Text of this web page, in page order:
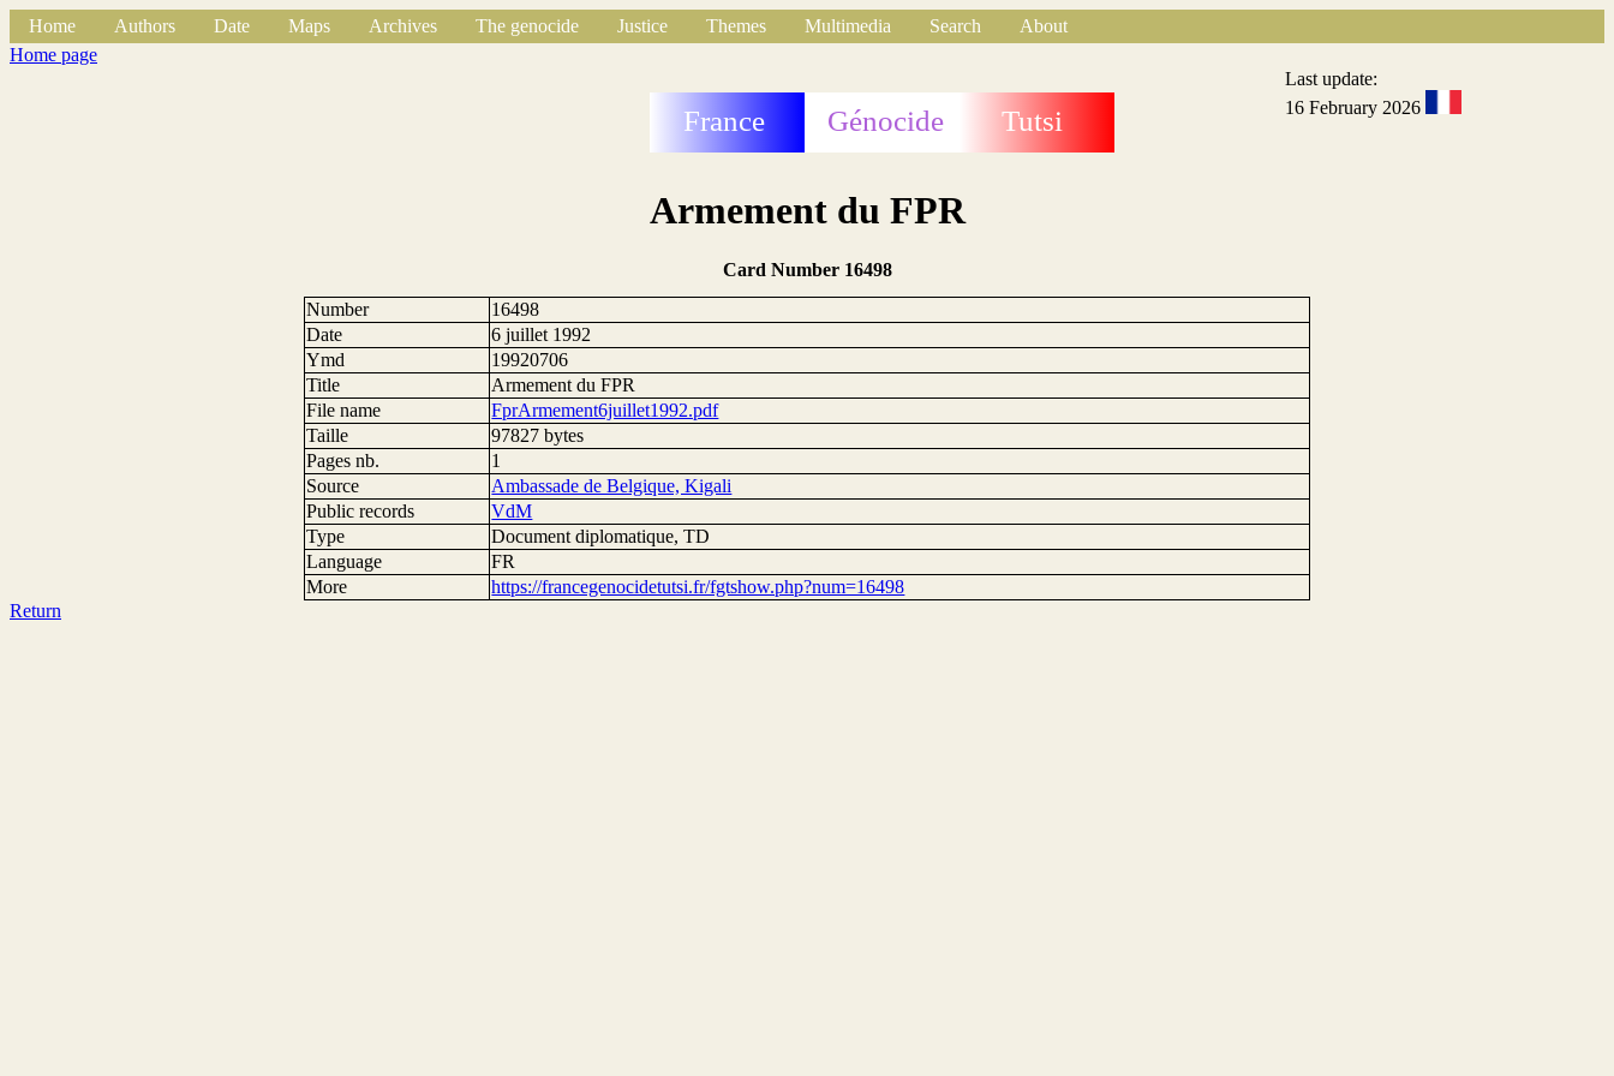
Home Authors Date Maps Archives The genocide Justice Themes Multimedia Search
About
Home page
France Génocide Tutsi
Last update:
16 February 2026
Armement du FPR
Card Number 16498
Number
16498
Date
6 juillet 1992
Ymd
19920706
Title
Armement du FPR
File name
FprArmement6juillet1992.pdf
Taille
97827 bytes
Pages nb.
1
Source
Ambassade de Belgique, Kigali
Public records
VdM
Type
Document diplomatique, TD
Language
FR
More
https://francegenocidetutsi.fr/fgtshow.php?num=16498
Return